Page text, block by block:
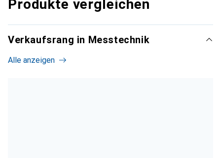
Produkte vergleichen
Verkaufsrang in Messtechnik
Alle anzeigen